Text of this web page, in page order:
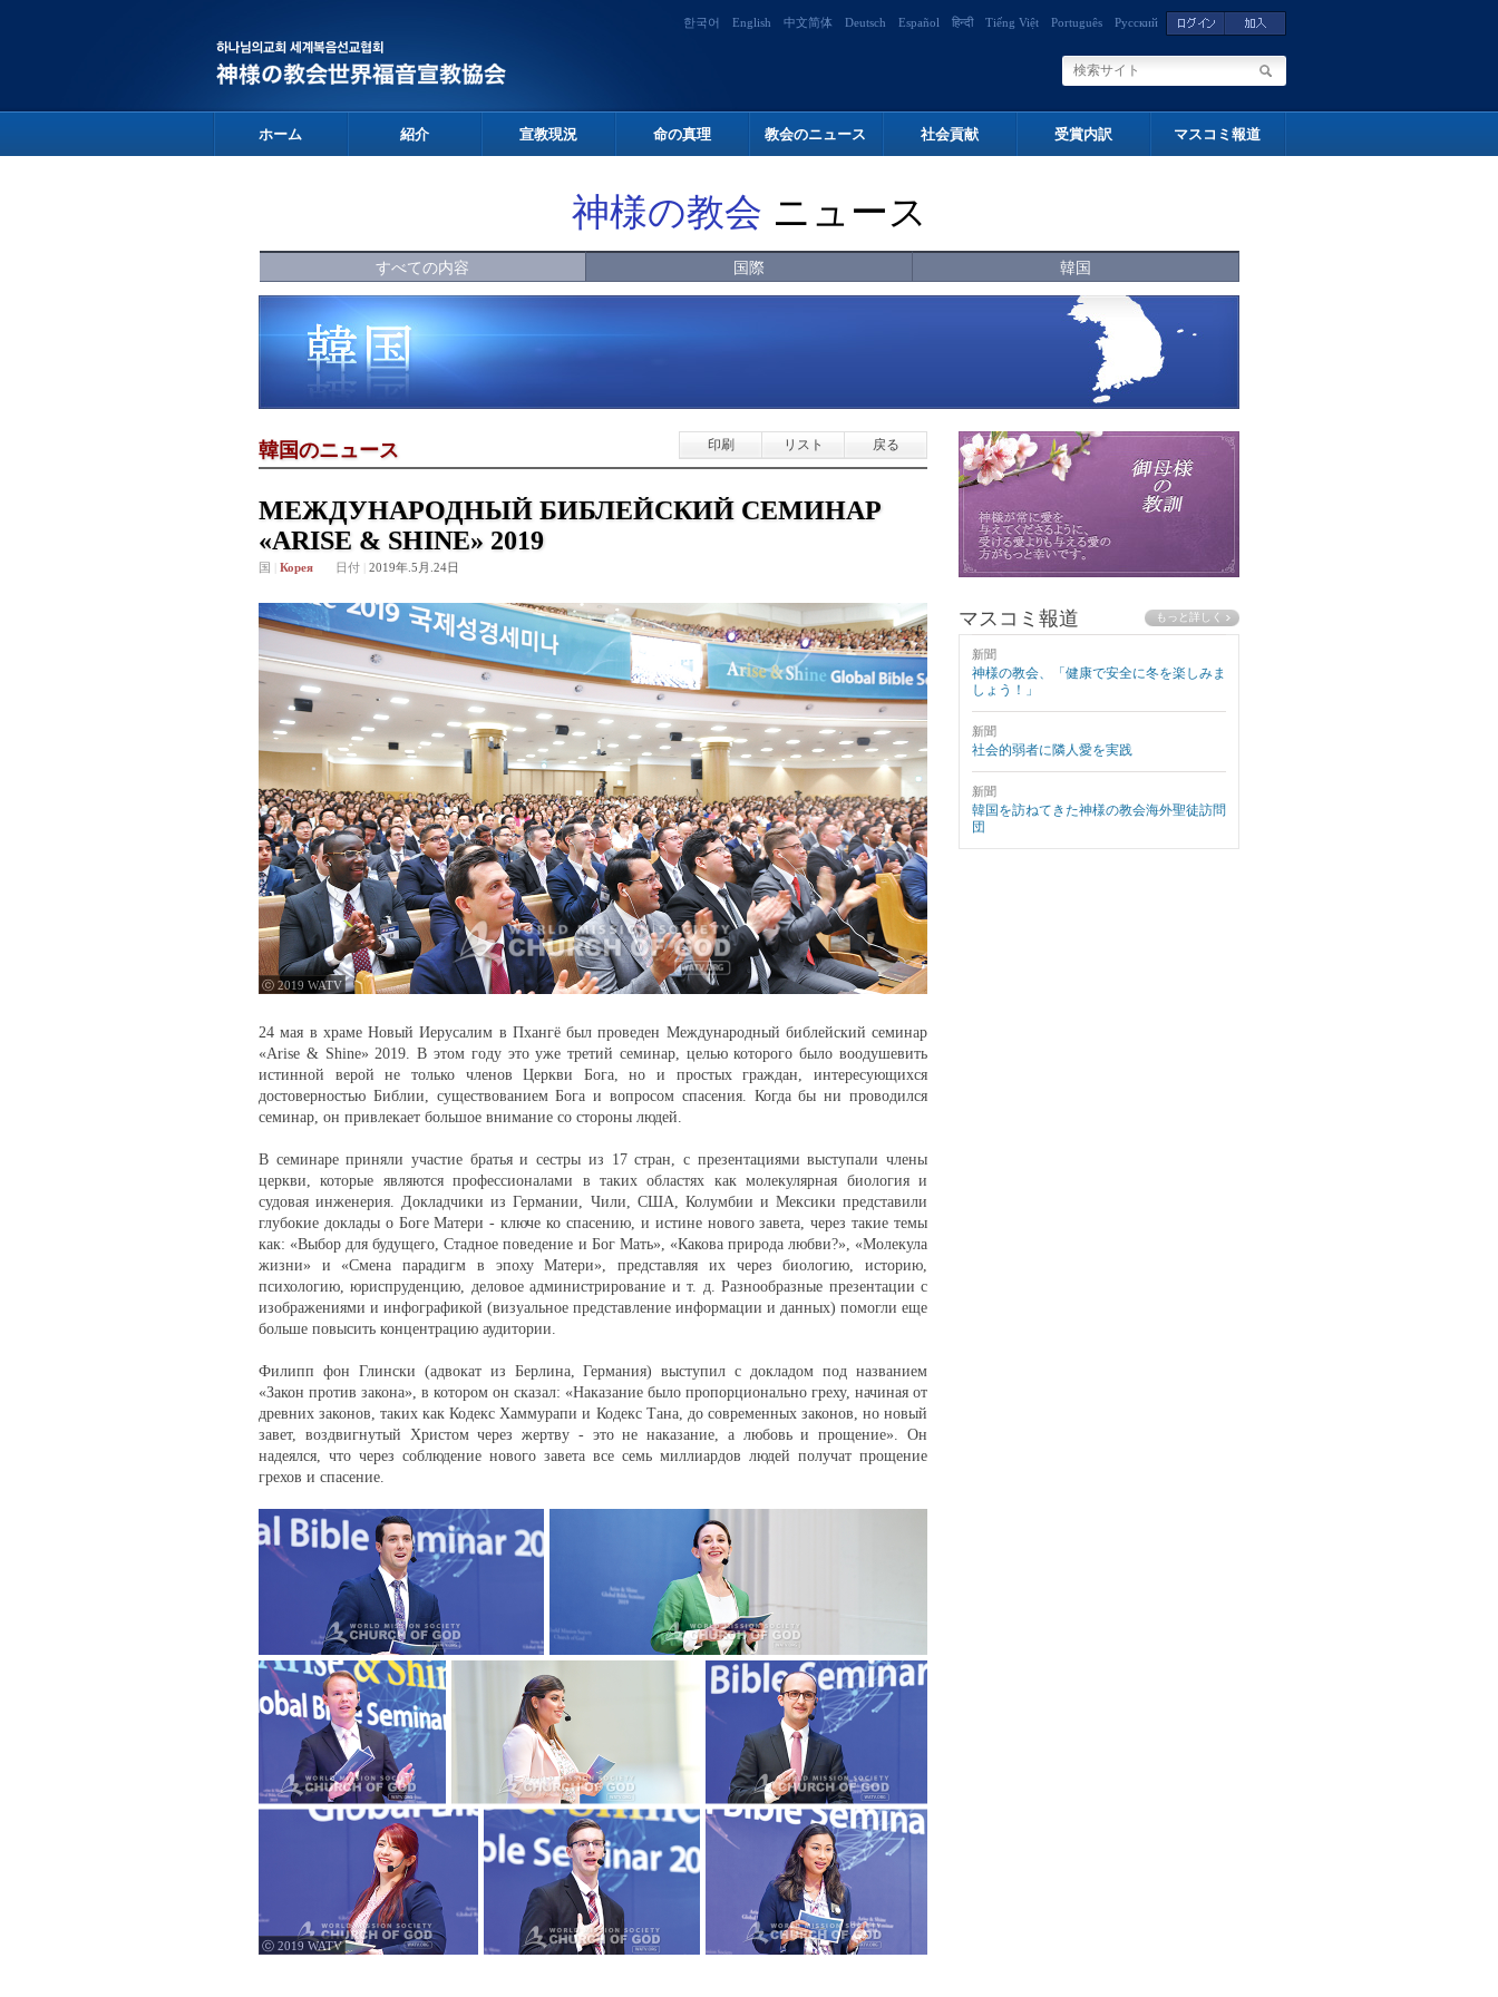
한국어 English 中文简体 Deutsch Español हिन्दी Tiếng Việt Português Русский
ホーム 紹介 宣教現況 命の真理 教会のニュース 社会貢献 受賞内訳 マスコミ報道
神様の教会 ニュース
すべての内容 国際 韓国
韓国のニュース 印刷 リスト 戻る
МЕЖДУНАРОДНЫЙ БИБЛЕЙСКИЙ СЕМИНАР
«ARISE & SHINE» 2019
国 Корея 日付 2019年.5月.24日
ⓒ 2019 WATV
24 мая в храме Новый Иерусалим в Пхангё был проведен Международный библейский семинар
«Arise & Shine» 2019. В этом году это уже третий семинар, целью которого было воодушевить
истинной верой не только членов Церкви Бога, но и простых граждан, интересующихся
достоверностью Библии, существованием Бога и вопросом спасения. Когда бы ни проводился
семинар, он привлекает большое внимание со стороны людей.
В семинаре приняли участие братья и сестры из 17 стран, с презентациями выступали члены
церкви, которые являются профессионалами в таких областях как молекулярная биология и
судовая инженерия. Докладчики из Германии, Чили, США, Колумбии и Мексики представили
глубокие доклады о Боге Матери - ключе ко спасению, и истине нового завета, через такие темы
как: «Выбор для будущего, Стадное поведение и Бог Мать», «Какова природа любви?», «Молекула
жизни» и «Смена парадигм в эпоху Матери», представляя их через биологию, историю,
психологию, юриспруденцию, деловое администрирование и т. д. Разнообразные презентации с
изображениями и инфографикой (визуальное представление информации и данных) помогли еще
больше повысить концентрацию аудитории.
Филипп фон Глински (адвокат из Берлина, Германия) выступил с докладом под названием
«Закон против закона», в котором он сказал: «Наказание было пропорционально греху, начиная от
древних законов, таких как Кодекс Хаммурапи и Кодекс Тана, до современных законов, но новый
завет, воздвигнутый Христом через жертву - это не наказание, а любовь и прощение». Он
надеялся, что через соблюдение нового завета все семь миллиардов людей получат прощение
грехов и спасение.
ⓒ 2019 WATV
マスコミ報道
新聞
神様の教会、「健康で安全に冬を楽しみま
しょう！」
新聞
社会的弱者に隣人愛を実践
新聞
韓国を訪ねてきた神様の教会海外聖徒訪問
団